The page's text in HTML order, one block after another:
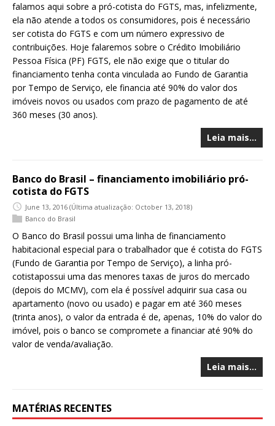
falamos aqui sobre a pró-cotista do FGTS, mas, infelizmente,
ela não atende a todos os consumidores, pois é necessário
ser cotista do FGTS e com um número expressivo de
contribuições. Hoje falaremos sobre o Crédito Imobiliário
Pessoa Física (PF) FGTS, ele não exige que o titular do
financiamento tenha conta vinculada ao Fundo de Garantia
por Tempo de Serviço, ele financia até 90% do valor dos
imóveis novos ou usados com prazo de pagamento de até
360 meses (30 anos).
Leia mais…
Banco do Brasil – financiamento imobiliário pró-
cotista do FGTS
June 13, 2016 (Última atualização: October 13, 2018)
Banco do Brasil
O Banco do Brasil possui uma linha de financiamento
habitacional especial para o trabalhador que é cotista do FGTS
(Fundo de Garantia por Tempo de Serviço), a linha pró-
cotistapossui uma das menores taxas de juros do mercado
(depois do MCMV), com ela é possível adquirir sua casa ou
apartamento (novo ou usado) e pagar em até 360 meses
(trinta anos), o valor da entrada é de, apenas, 10% do valor do
imóvel, pois o banco se compromete a financiar até 90% do
valor de venda/avaliação.
Leia mais…
MATÉRIAS RECENTES